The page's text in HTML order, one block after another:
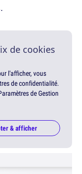
de cookies
l'afficher, vous
de confidentialité.
de Gestion
& afficher